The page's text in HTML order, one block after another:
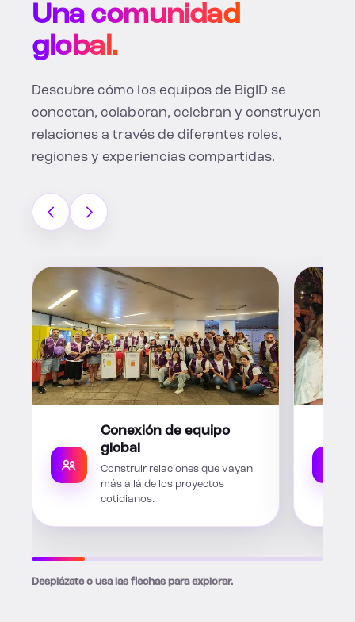
Una comunidad
global.
Descubre cómo los equipos de BigID se
conectan, colaboran, celebran y construyen
relaciones a través de diferentes roles,
regiones y experiencias compartidas.
Conexión de equipo
global
Construir relaciones que vayan
más allá de los proyectos
cotidianos.
Desplázate o usa las flechas para explorar.